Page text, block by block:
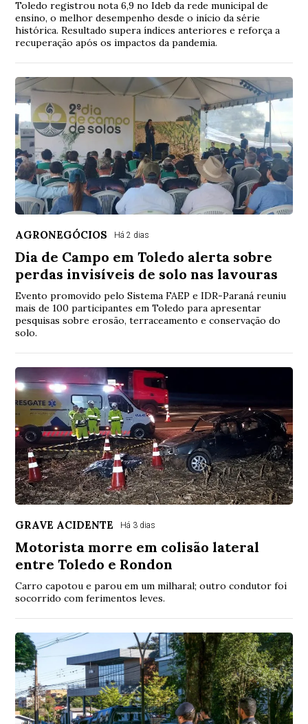
Toledo registrou nota 6,9 no Ideb da rede municipal de
ensino, o melhor desempenho desde o início da série
histórica. Resultado supera índices anteriores e reforça a
recuperação após os impactos da pandemia.
AGRONEGÓCIOS Há 2 dias
Dia de Campo em Toledo alerta sobre
perdas invisíveis de solo nas lavouras
Evento promovido pelo Sistema FAEP e IDR-Paraná reuniu
mais de 100 participantes em Toledo para apresentar
pesquisas sobre erosão, terraceamento e conservação do
solo.
GRAVE ACIDENTE Há 3 dias
Motorista morre em colisão lateral
entre Toledo e Rondon
Carro capotou e parou em um milharal; outro condutor foi
socorrido com ferimentos leves.